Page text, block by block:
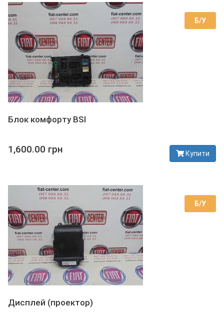
Б/У
Блок комфорту BSI
1,600.00 грн Купити
Б/У
Дисплей (проектор)